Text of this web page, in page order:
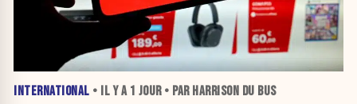
INTERNATIONAL • IL Y A 1 JOUR• PAR HARRISON DU BUS